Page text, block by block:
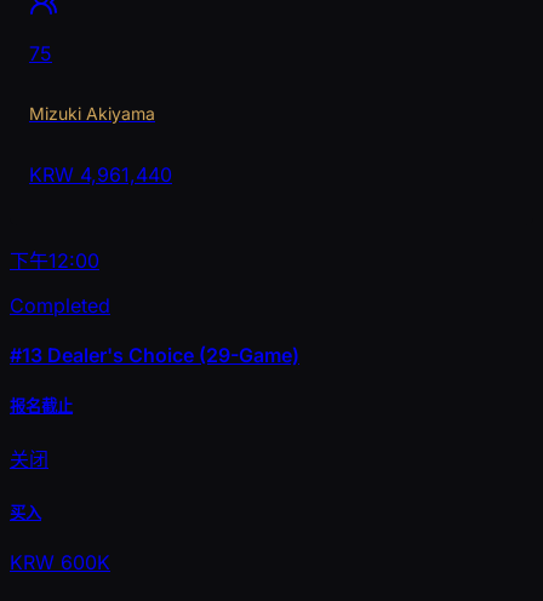
75
Mizuki Akiyama
KRW 4,961,440
下午12:00
Completed
#13 Dealer's Choice (29-Game)
报名截止
关闭
买入
KRW 600K